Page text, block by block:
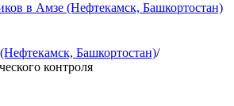
в Амзе (Нефтекамск, Башкортостан)
Башкортостан)/
контроля